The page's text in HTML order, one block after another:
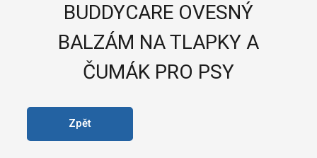
BUDDYCARE OVESNÝ
BALZÁM NA TLAPKY A
ČUMÁK PRO PSY
Zpět